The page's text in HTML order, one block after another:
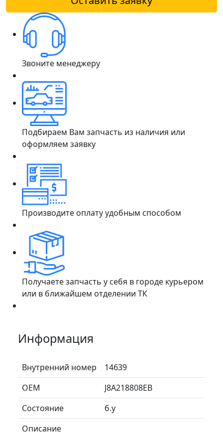
Звоните менеджеру
Подбираем Вам запчасть из наличия или
оформляем заявку
Производите оплату удобным способом
Получаете запчасть у себя в городе курьером
или в ближайшем отделении ТК
Информация
Внутренний номер
14639
ОЕМ
J8A218808EB
Состояние
б.у
Описание